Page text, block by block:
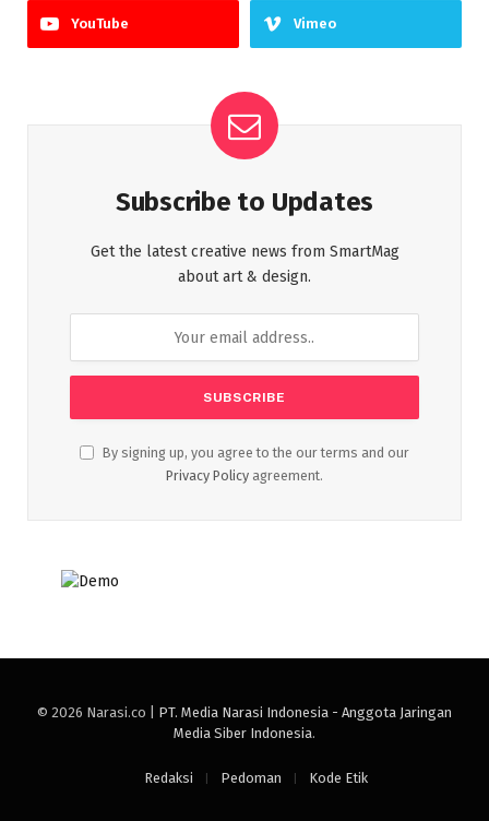
YouTube Vimeo
Subscribe to Updates
Get the latest creative news from SmartMag
about art & design.
By signing up, you agree to the our terms and our
Privacy Policy agreement.
© 2026 Narasi.co | PT. Media Narasi Indonesia - Anggota Jaringan
Media Siber Indonesia.
Redaksi Pedoman Kode Etik